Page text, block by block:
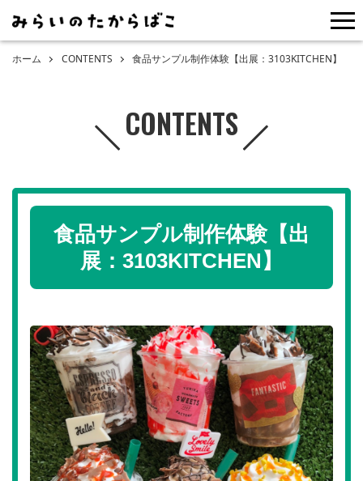
ホーム CONTENTS 食品サンプル制作体験【出展：3103KITCHEN】
CONTENTS
食品サンプル制作体験【出
展：3103KITCHEN】